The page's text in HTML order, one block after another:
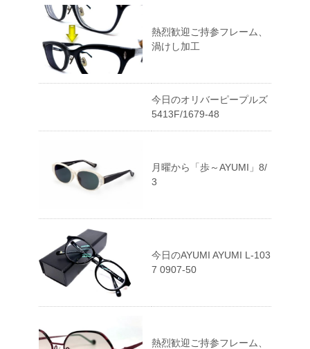
熱烈歓迎ご持参フレーム、
渦けし加工
今日のオリバーピープルズ
5413F/1679-48
月曜から「歩～AYUMI」8/
3
今日のAYUMI AYUMI L-103
7 0907-50
熱烈歓迎ご持参フレーム、